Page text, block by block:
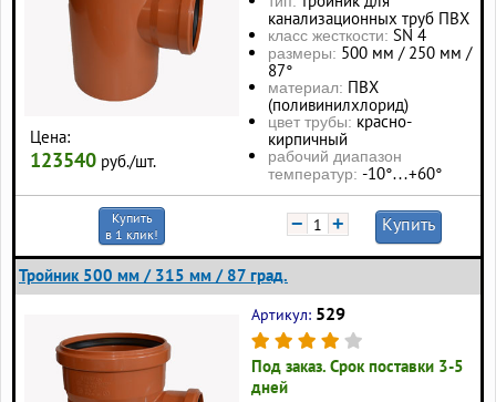
Цена:
123540 руб./шт.
канализационных труб ПВХ
класс жесткости: SN 4
размеры: 500 мм / 250 мм /
87°
материал: ПВХ
(поливинилхлорид)
цвет трубы: красно-
кирпичный
рабочий диапазон
температур: -10°…+60°
Купить
в 1 клик!
− + Купить
Тройник 500 мм / 315 мм / 87 град.
Артикул: 529
Под заказ. Срок поставки 3-5
дней